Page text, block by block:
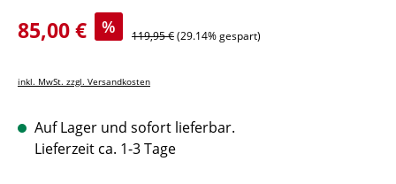
Verkaufspreis:
85,00 € % Regulärer Preis:
119,95 €(29.14% gespart)
inkl. MwSt. zzgl. Versandkosten
Auf Lager und sofort lieferbar.
Lieferzeit ca. 1-3 Tage